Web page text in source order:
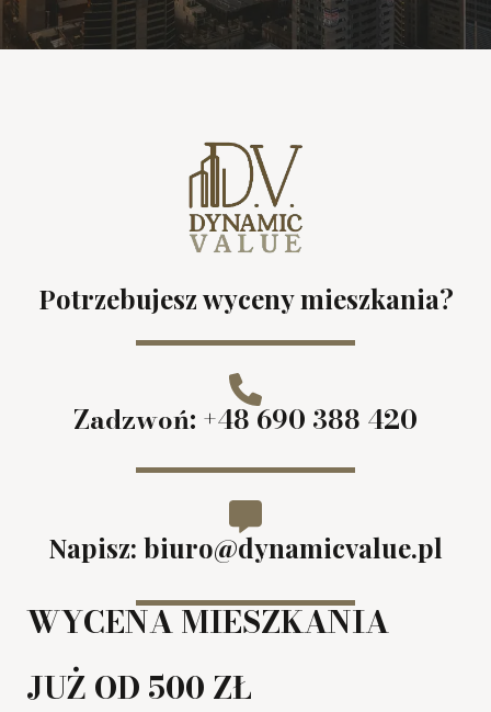
Potrzebujesz wyceny mieszkania?
Zadzwoń: +48 690 388 420
Napisz: biuro@dynamicvalue.pl
WYCENA MIESZKANIA
JUŻ OD 500 ZŁ